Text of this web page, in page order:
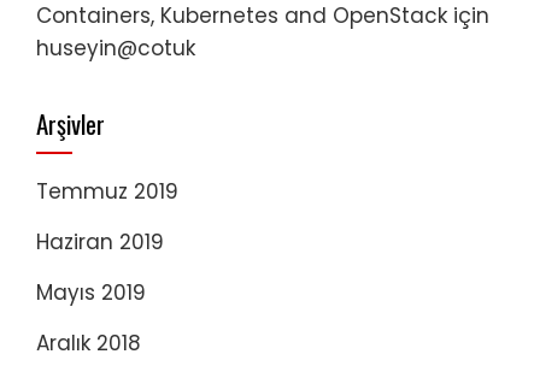
Containers, Kubernetes and OpenStack için
huseyin@cotuk
Arşivler
Temmuz 2019
Haziran 2019
Mayıs 2019
Aralık 2018